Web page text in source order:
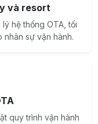
và resort
hệ thống OTA, tối
nhân sự vận hành.
quy trình vận hành